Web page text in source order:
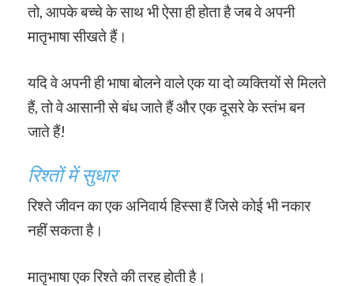
तो, आपके बच्चे के साथ भी ऐसा ही होता है जब वे अपनी
मातृभाषा सीखते हैं।
यदि वे अपनी ही भाषा बोलने वाले एक या दो व्यक्तियों से मिलते
हैं, तो वे आसानी से बंध जाते हैं और एक दूसरे के स्तंभ बन
जाते हैं!
रिश्तों में सुधार
रिश्ते जीवन का एक अनिवार्य हिस्सा हैं जिसे कोई भी नकार
नहीं सकता है।
मातृभाषा एक रिश्ते की तरह होती है।